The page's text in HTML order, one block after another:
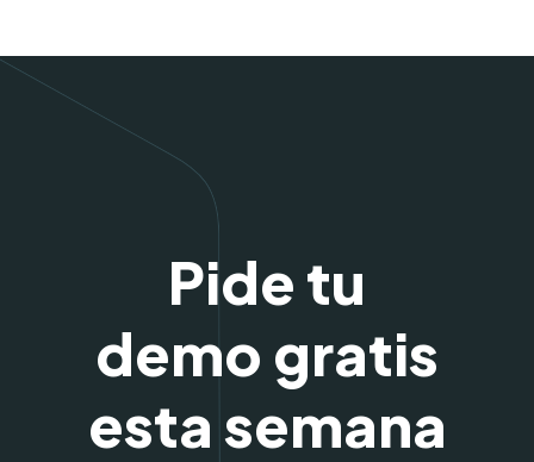
Pide tu
demo gratis
esta semana